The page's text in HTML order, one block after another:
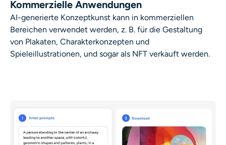
Kommerzielle Anwendungen
AI-generierte Konzeptkunst kann in kommerziellen
Bereichen verwendet werden, z. B. für die Gestaltung
von Plakaten, Charakterkonzepten und
Spieleillustrationen, und sogar als NFT verkauft werden.